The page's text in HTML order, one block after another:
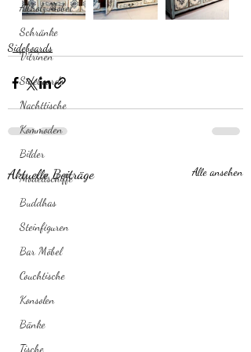
Altholz Möbel
Schränke
Vitrinen
Sideboards
Nachttische
Kommoden
Bilder
Modellschiffe
Buddhas
Steinfiguren
Bar Möbel
Couchtische
Konsolen
Bänke
Tische
Sideboards
Aktuelle Beiträge Alle ansehen